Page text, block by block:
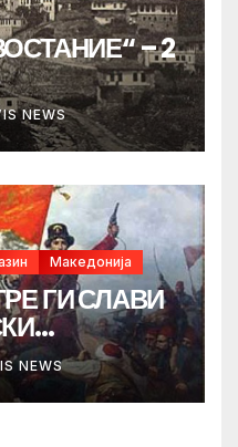
– 2
NEWS
Македонија
ГИ СЛАВИ
NEWS